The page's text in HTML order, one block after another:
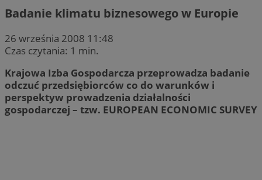
Badanie klimatu biznesowego w Europie
26 września 2008 11:48
Czas czytania: 1 min.
Krajowa Izba Gospodarcza przeprowadza badanie
odczuć przedsiębiorców co do warunków i
perspektyw prowadzenia działalności
gospodarczej – tzw. EUROPEAN ECONOMIC SURVEY